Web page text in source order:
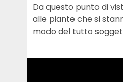
Da questo punto di
alle piante che si
modo del tutto